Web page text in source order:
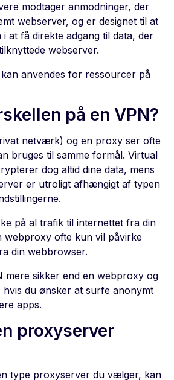
modtager anmodninger, der
webserver, og er designet til at
at få direkte adgang til data, der
webserver.
anvendes for ressourcer på
på en VPN?
netværk) og en proxy ser ofte
bruges til samme formål. Virtual
dog altid dine data, mens
er utroligt afhængigt af typen
på al trafik til internettet fra din
webproxy ofte kun vil påvirke
din webbrowser.
mere sikker end en webproxy og
hvis du ønsker at surfe anonymt
apps.
proxyserver
type proxyserver du vælger, kan